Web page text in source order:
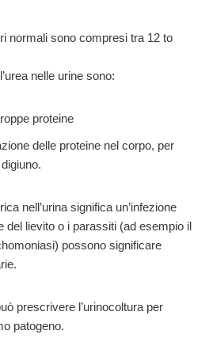
normali sono compresi tra 12 to
nelle urine sono:
proteine
delle proteine nel corpo, per
nell’urina significa un’infezione
del lievito o i parassiti (ad esempio il
possono significare
prescrivere l’urinocoltura per
patogeno.